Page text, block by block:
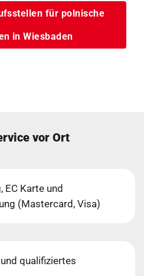
für polnische
in Wiesbaden
vor Ort
EC Karte und
(Mastercard, Visa)
qualifiziertes